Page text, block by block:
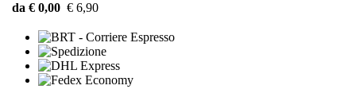
da € 0,00 € 6,90